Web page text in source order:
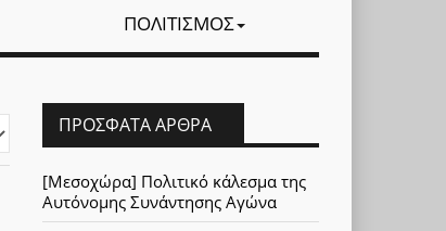
ΠΟΛΙΤΙΣΜΌΣ
ΠΡΌΣΦΑΤΑ ΆΡΘΡΑ
[Μεσοχώρα] Πολιτικό κάλεσμα της
Αυτόνομης Συνάντησης Αγώνα